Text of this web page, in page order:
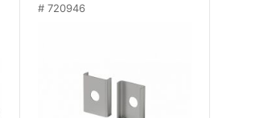
720946